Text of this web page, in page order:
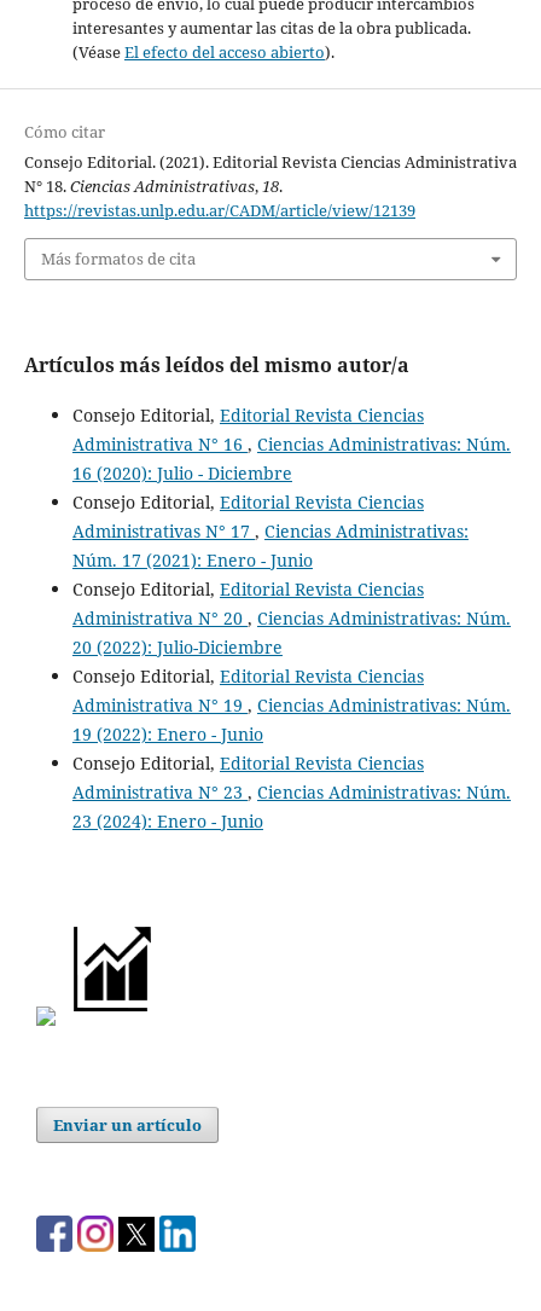
interesantes y aumentar las citas de la obra publicada.
(VéaseEl efecto del acceso abierto).
Cómo citar
Consejo Editorial. (2021). Editorial Revista Ciencias Administrativa
N° 18.Ciencias Administrativas,18.
https://revistas.unlp.edu.ar/CADM/article/view/12139
Más formatos de cita
Artículos más leídos del mismo autor/a
Consejo Editorial, Editorial Revista Ciencias
Administrativa N° 16 , Ciencias Administrativas: Núm.
16 (2020): Julio - Diciembre
Consejo Editorial, Editorial Revista Ciencias
Administrativas N° 17 , Ciencias Administrativas:
Núm. 17 (2021): Enero - Junio
Consejo Editorial, Editorial Revista Ciencias
Administrativa N° 20 , Ciencias Administrativas: Núm.
20 (2022): Julio-Diciembre
Consejo Editorial, Editorial Revista Ciencias
Administrativa N° 19 , Ciencias Administrativas: Núm.
19 (2022): Enero - Junio
Consejo Editorial, Editorial Revista Ciencias
Administrativa N° 23 , Ciencias Administrativas: Núm.
23 (2024): Enero - Junio
Enviar un artículo